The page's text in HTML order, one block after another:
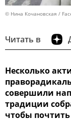
© Нина Кочановская /
Читать в
Несколько
совершили
традиции
чтобы